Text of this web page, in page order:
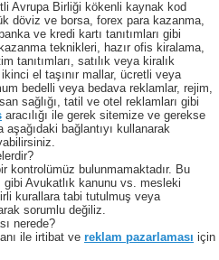
Avrupa Birliği kökenli kaynak kod
döviz ve borsa, forex para kazanma,
ve kredi kartı tanıtımları gibi
teknikleri, hazır ofis kiralama,
tanıtımları, satılık veya kiralık
el taşınır mallar, ücretli veya
bedelli veya bedava reklamlar, rejim,
sağlığı, tatil ve otel reklamları gibi
aracılığı ile gerek sitemize ve gerekse
bağlantıyı kullanarak
kontrolümüz bulunmamaktadır. Bu
Avukatlık kanunu vs. mesleki
kurallara tabi tutulmuş veya
sorumlu değiliz.
nerede?
ile irtibat ve reklam pazarlaması için